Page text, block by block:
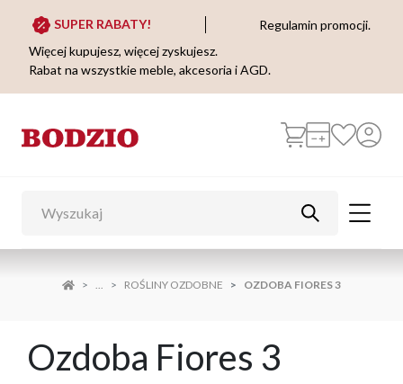
SUPER RABATY!
Regulamin promocji.
Więcej kupujesz, więcej zyskujesz.
Rabat na wszystkie meble, akcesoria i AGD.
... ROŚLINY OZDOBNE OZDOBA FIORES 3
Ozdoba Fiores 3